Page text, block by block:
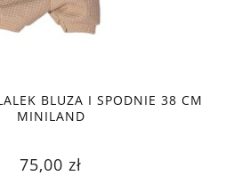
BLUZA I SPODNIE 38 CM
MINILAND
75,00 zł